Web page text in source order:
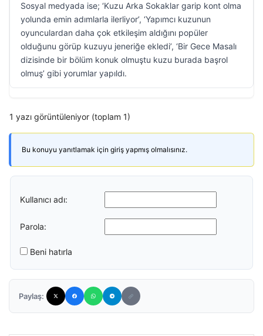
Sosyal medyada ise; ‘Kuzu Arka Sokaklar garip kont olma
yolunda emin adımlarla ilerliyor’, ‘Yapımcı kuzunun
oyunculardan daha çok etkileşim aldığını popüler
olduğunu görüp kuzuyu jeneriğe ekledi’, ‘Bir Gece Masalı
dizisinde bir bölüm konuk olmuştu kuzu burada başrol
olmuş’ gibi yorumlar yapıldı.
1 yazı görüntüleniyor (toplam 1)
Bu konuyu yanıtlamak için giriş yapmış olmalısınız.
Kullanıcı adı:
Parola:
Beni hatırla
Paylaş: